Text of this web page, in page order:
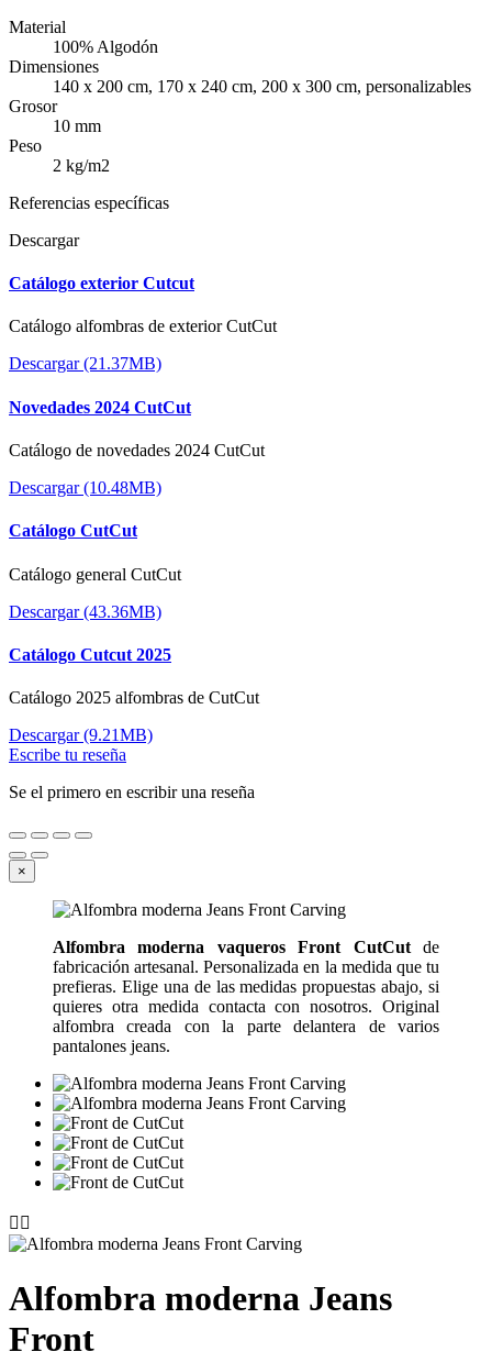
Material
100% Algodón
Dimensiones
140 x 200 cm, 170 x 240 cm, 200 x 300 cm, personalizables
Grosor
10 mm
Peso
2 kg/m2
Referencias específicas
Descargar
Catálogo exterior Cutcut
Catálogo alfombras de exterior CutCut
Descargar (21.37MB)
Novedades 2024 CutCut
Catálogo de novedades 2024 CutCut
Descargar (10.48MB)
Catálogo CutCut
Catálogo general CutCut
Descargar (43.36MB)
Catálogo Cutcut 2025
Catálogo 2025 alfombras de CutCut
Descargar (9.21MB)
Escribe tu reseña
Se el primero en escribir una reseña
×
Alfombra moderna vaqueros Front CutCutde
fabricación artesanal. Personalizada en la medida que tu
prefieras. Elige una de las medidas propuestas abajo, si
quieres otra medida contacta con nosotros. Original
alfombra creada con la parte delantera de varios
pantalones jeans.
 
Alfombra moderna Jeans
Front